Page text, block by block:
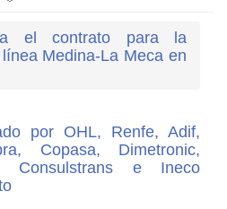
el contrato para la
Medina-La Meca en
por OHL, Renfe, Adif,
Copasa, Dimetronic,
Consulstrans e Ineco